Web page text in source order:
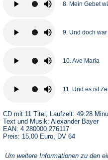
8. Mein Gebet
9. Und doch
10. Ave Maria
11. Und es ist
CD mit 11 Titel, Laufzeit: 49:28
Text und Musik: Alexander Bayer
EAN: 4 280000 276117
Preis: 15,00 Euro, DV 64
Um weitere Informationen zu den